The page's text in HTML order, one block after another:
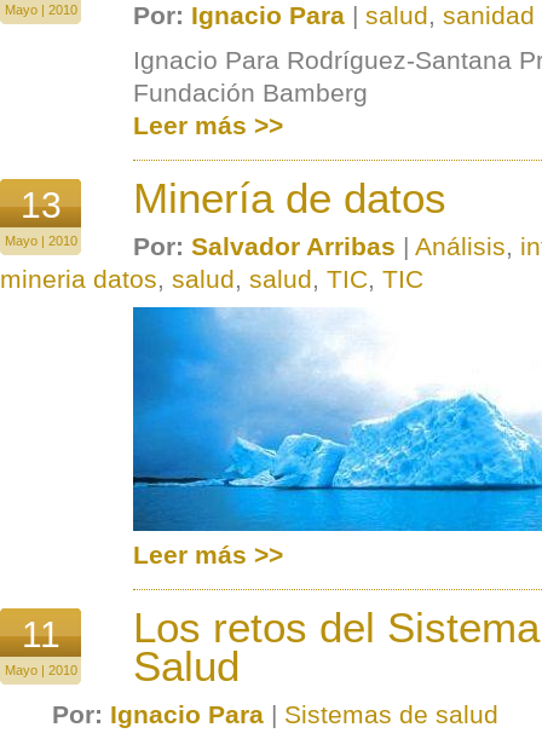
Mayo | 2010 Por: Ignacio Para | salud, sanidad
Ignacio Para Rodríguez-Santana
Fundación Bamberg
Leer más >>
13
Mayo | 2010
Minería de datos
Por: Salvador Arribas | Análisis,
mineria datos, salud, salud, TIC, TIC
Leer más >>
11
Mayo | 2010
Los retos del
Salud
Por: Ignacio Para | Sistemas de salud